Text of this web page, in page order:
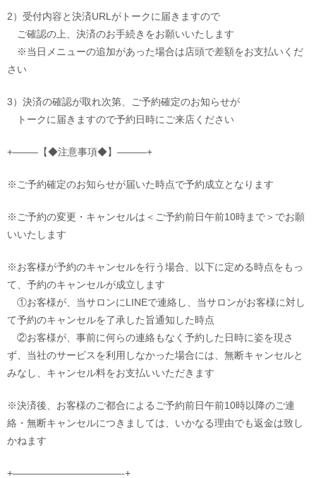
2）受付内容と決済URLがトークに届きますので
ご確認の上、決済のお手続きをお願いいたします
※当日メニューの追加があった場合は店頭で差額をお支払いくだ
さい
3）決済の確認が取れ次第、ご予約確定のお知らせが
トークに届きますので予約日時にご来店ください
+——–【◆注意事項◆】———+
※ご予約確定のお知らせが届いた時点で予約成立となります
※ご予約の変更・キャンセルは＜ご予約前日午前10時まで＞でお願
いいたします
※お客様が予約のキャンセルを行う場合、以下に定める時点をもっ
て、予約のキャンセルが成立します
①お客様が、当サロンにLINEで連絡し、当サロンがお客様に対し
て予約のキャンセルを了承した旨通知した時点
②お客様が、事前に何らの連絡もなく予約した日時に姿を現さ
ず、当社のサービスを利用しなかった場合には、無断キャンセルと
みなし、キャンセル料をお支払いいただきます
※決済後、お客様のご都合によるご予約前日午前10時以降のご連
絡・無断キャンセルにつきましては、いかなる理由でも返金は致し
かねます
+———————————-+